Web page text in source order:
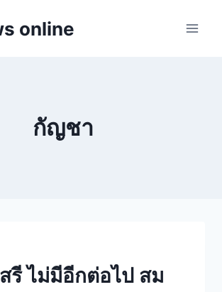
online
กัญชา
รี ไม่มีอีกต่อไป สม